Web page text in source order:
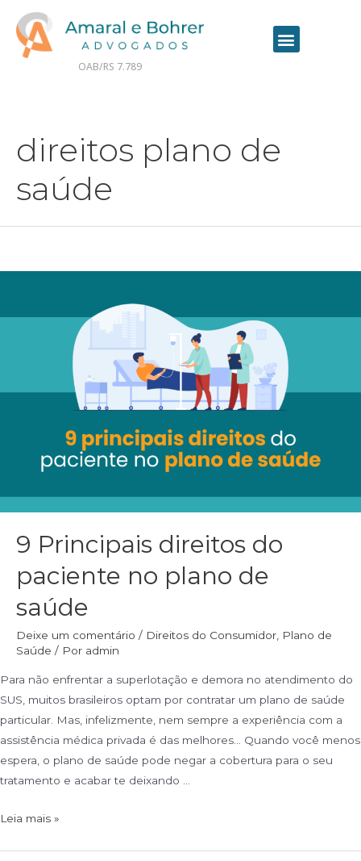
OAB/RS 7.789
direitos plano de
saúde
9 Principais direitos do
paciente no plano de
saúde
Deixe um comentário / Direitos do Consumidor Plano de
Saúde / Por admin
Para não enfrentar a superlotação e demora no atendimento do
SUS, muitos brasileiros optam por contratar um plano de saúde
particular. Mas, infelizmente, nem sempre a experiência com a
assistência médica privada é das melhores… Quando você menos
espera, o plano de saúde pode negar a cobertura para o seu
tratamento e acabar te deixando …
Leia mais »